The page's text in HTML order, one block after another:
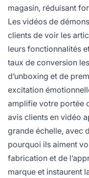
magasin, réduisant
Les vidéos de
clients de voir les
leurs fonctionnalités
taux de conversion
d’unboxing et de
excitation
amplifie votre portée
avis clients en vidéo
grande échelle, avec
pourquoi ils aiment
fabrication et de
marque et instaurent